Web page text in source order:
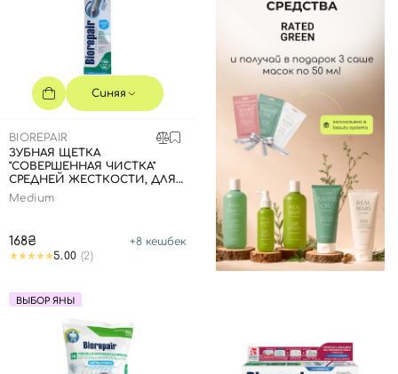
Синяя
BIOREPAIR
ЗУБНАЯ ЩЕТКА
"СОВЕРШЕННАЯ ЧИСТКА"
СРЕДНЕЙ ЖЕСТКОСТИ, ДЛЯ
ЕЖЕДНЕВНОГО УХОДА -
Medium
168₴ +8 кешбек
5.00 (2)
ВЫБОР ЯНЫ